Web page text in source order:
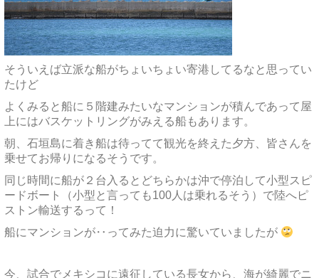
そういえば立派な船がちょいちょい寄港してるなと思ってい
たけど
よくみると船に５階建みたいなマンションが積んであって屋
上にはバスケットリングがみえる船もあります。
朝、石垣島に着き船は待ってて観光を終えた夕方、皆さんを
乗せてお帰りになるそうです。
同じ時間に船が２台入るとどちらかは沖で停泊して小型スピ
ードボート（小型と言っても100人は乗れるそう）で陸へピ
ストン輸送するって！
船にマンションが‥ってみた迫力に驚いていましたが
今、試合でメキシコに遠征している長女から、海が綺麗でニ